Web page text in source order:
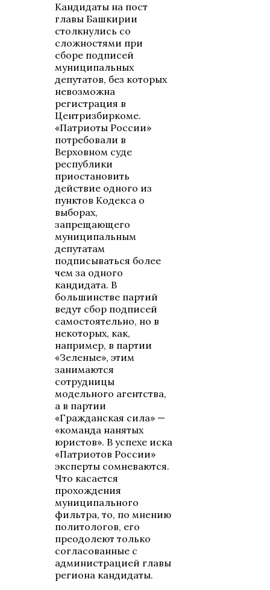
Кандидаты на пост
главы Башкирии
столкнулись со
сложностями при
сборе подписей
муниципальных
депутатов, без которых
невозможна
регистрация в
Центризбиркоме.
«Патриоты России»
потребовали в
Верховном суде
республики
приостановить
действие одного из
пунктов Кодекса о
выборах,
запрещающего
муниципальным
депутатам
подписываться более
чем за одного
кандидата. В
большинстве партий
ведут сбор подписей
самостоятельно, но в
некоторых, как,
например, в партии
«Зеленые», этим
занимаются
сотрудницы
модельного агентства,
а в партии
«Гражданская сила» —
«команда нанятых
юристов». В успехе иска
«Патриотов России»
эксперты сомневаются.
Что касается
прохождения
муниципального
фильтра, то, по мнению
политологов, его
преодолеют только
согласованные с
администрацией главы
региона кандидаты.